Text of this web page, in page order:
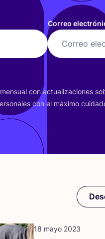
Correo
con actua­li­za­cio­nes
con el máxi­mo
18 mayo 2023